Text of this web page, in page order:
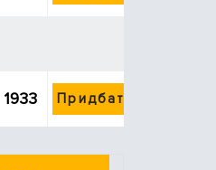
1933 Придбати